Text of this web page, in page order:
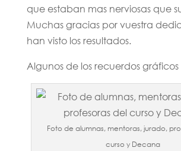
que estaban mas nerviosas que
Muchas gracias por vuestra
han visto los resultados.
Algunos de los recuerdos gráficos
Foto de alumnas, mentoras, jurado,
curso y Decana